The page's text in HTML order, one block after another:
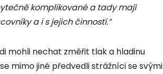
komplikované a tady mají
a i s jejich činností.”
mohli nechat změřit tlak a hladinu
mimo jiné předvedli strážníci se svými